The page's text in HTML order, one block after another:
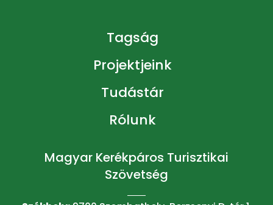
Tagság
Projektjeink
Tudástár
Rólunk
Magyar Kerékpáros Turisztikai
Szövetség